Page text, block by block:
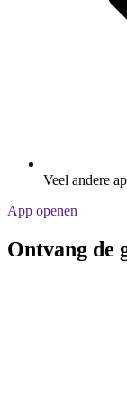
Veel andere
App openen
Ontvang de